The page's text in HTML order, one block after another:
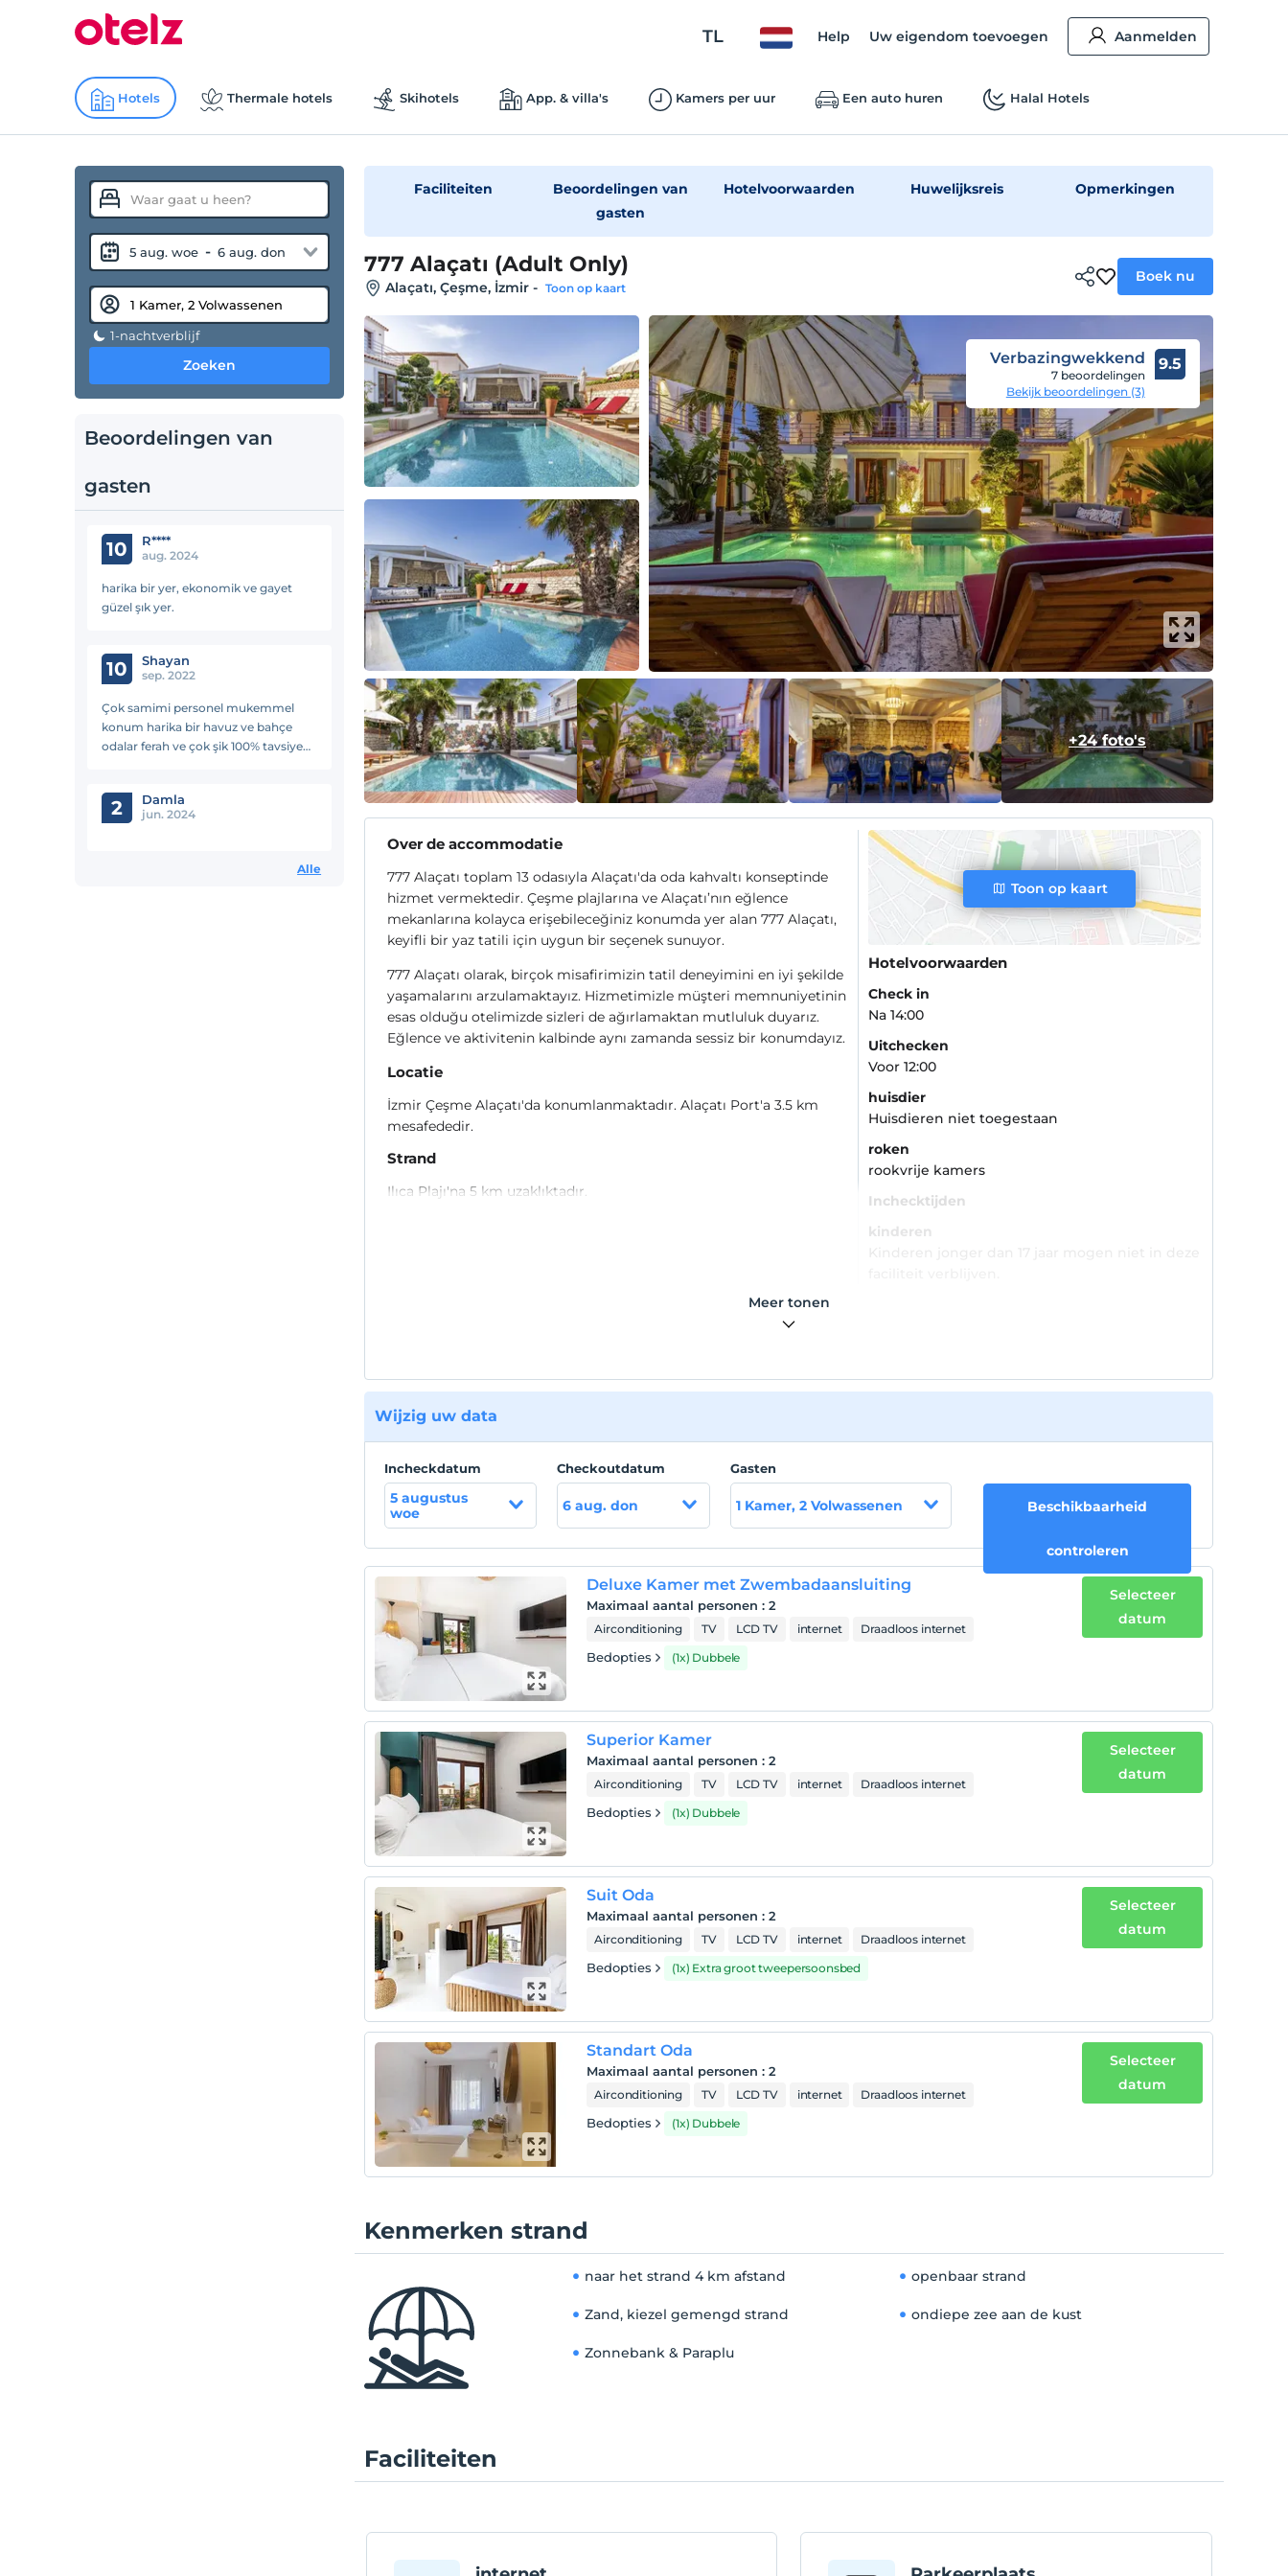
TL Help Uw eigendom toevoegen Aanmelden
Hotels Thermale hotels Skihotels App. & villa's Kamers per uur Een auto huren Halal Hotels
5 aug. woe - 6 aug. don
1-nachtverblijf
Zoeken
Beoordelingen van
gasten
10 R****
aug. 2024
harika bir yer, ekonomik ve gayet
güzel şık yer.
10 Shayan
sep. 2022
Çok samimi personel mukemmel
konum harika bir havuz ve bahçe
odalar ferah ve çok şik 100% tavsiye
2 Damla
jun. 2024
Alle
Faciliteiten
Beoordelingen van
gasten
Hotelvoorwaarden Huwelijksreis Opmerkingen
777 Alaçatı (Adult Only)
Alaçatı, Çeşme, İzmir- Toon op kaart
Boek nu
Verbazingwekkend
7 beoordelingen
Bekijk beoordelingen (3)
9.5
+24 foto's
Over de accommodatie
777 Alaçatı toplam 13 odasıyla Alaçatı'da oda kahvaltı konseptinde
hizmet vermektedir. Çeşme plajlarına ve Alaçatı’nın eğlence
mekanlarına kolayca erişebileceğiniz konumda yer alan 777 Alaçatı,
keyifli bir yaz tatili için uygun bir seçenek sunuyor.
777 Alaçatı olarak, birçok misafirimizin tatil deneyimini en iyi şekilde
yaşamalarını arzulamaktayız. Hizmetimizle müşteri memnuniyetinin
esas olduğu otelimizde sizleri de ağırlamaktan mutluluk duyarız.
Eğlence ve aktivitenin kalbinde aynı zamanda sessiz bir konumdayız.
Locatie
İzmir Çeşme Alaçatı'da konumlanmaktadır. Alaçatı Port'a 3.5 km
mesafededir.
Strand
Ilıca Plajı'na 5 km uzaklıktadır.
Toon op kaart
Hotelvoorwaarden
Check in
Na 14:00
Uitchecken
Voor 12:00
huisdier
Huisdieren niet toegestaan
roken
rookvrije kamers
Inchecktijden
kinderen
Meer tonen
Wijzig uw data
Incheckdatum
5 augustus
woe
Checkoutdatum
6 aug. don
Gasten
1 Kamer, 2 Volwassenen Beschikbaarheid
controleren
Deluxe Kamer met Zwembadaansluiting
Maximaal aantal personen :2
Airconditioning TV LCD TV internet Draadloos internet
Bedopties (1x) Dubbele
Selecteer
datum
Superior Kamer
Maximaal aantal personen :2
Airconditioning TV LCD TV internet Draadloos internet
Bedopties (1x) Dubbele
Selecteer
datum
Suit Oda
Maximaal aantal personen :2
Airconditioning TV LCD TV internet Draadloos internet
Bedopties (1x) Extra groot tweepersoonsbed
Selecteer
datum
Standart Oda
Maximaal aantal personen :2
Airconditioning TV LCD TV internet Draadloos internet
Bedopties (1x) Dubbele
Selecteer
datum
Kenmerken strand
naar het strand 4 km afstand openbaar strand
Zand, kiezel gemengd strand ondiepe zee aan de kust
Zonnebank & Paraplu
Faciliteiten